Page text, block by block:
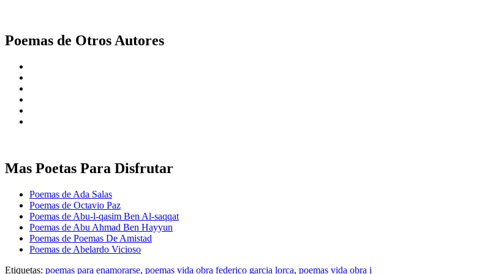
Poemas de Otros Autores
Mas Poetas Para Disfrutar
Poemas de Ada Salas
Poemas de Octavio Paz
Poemas de Abu-l-qasim Ben Al-saqqat
Poemas de Abu Ahmad Ben Hayyun
Poemas de Poemas De Amistad
Poemas de Abelardo Vicioso
Etiquetas: poemas para enamorarse, poemas vida obra federico garcia lorca, poemas vida obra i